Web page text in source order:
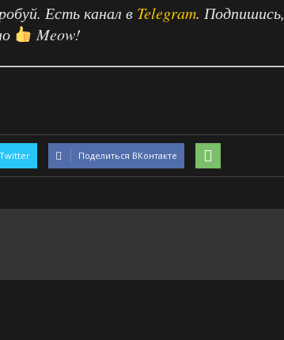
Есть канал в Telegram. Подпишись,
Meow!
Twitter Поделиться ВКонтакте